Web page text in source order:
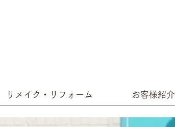
リメイク・リフォーム お客様紹介